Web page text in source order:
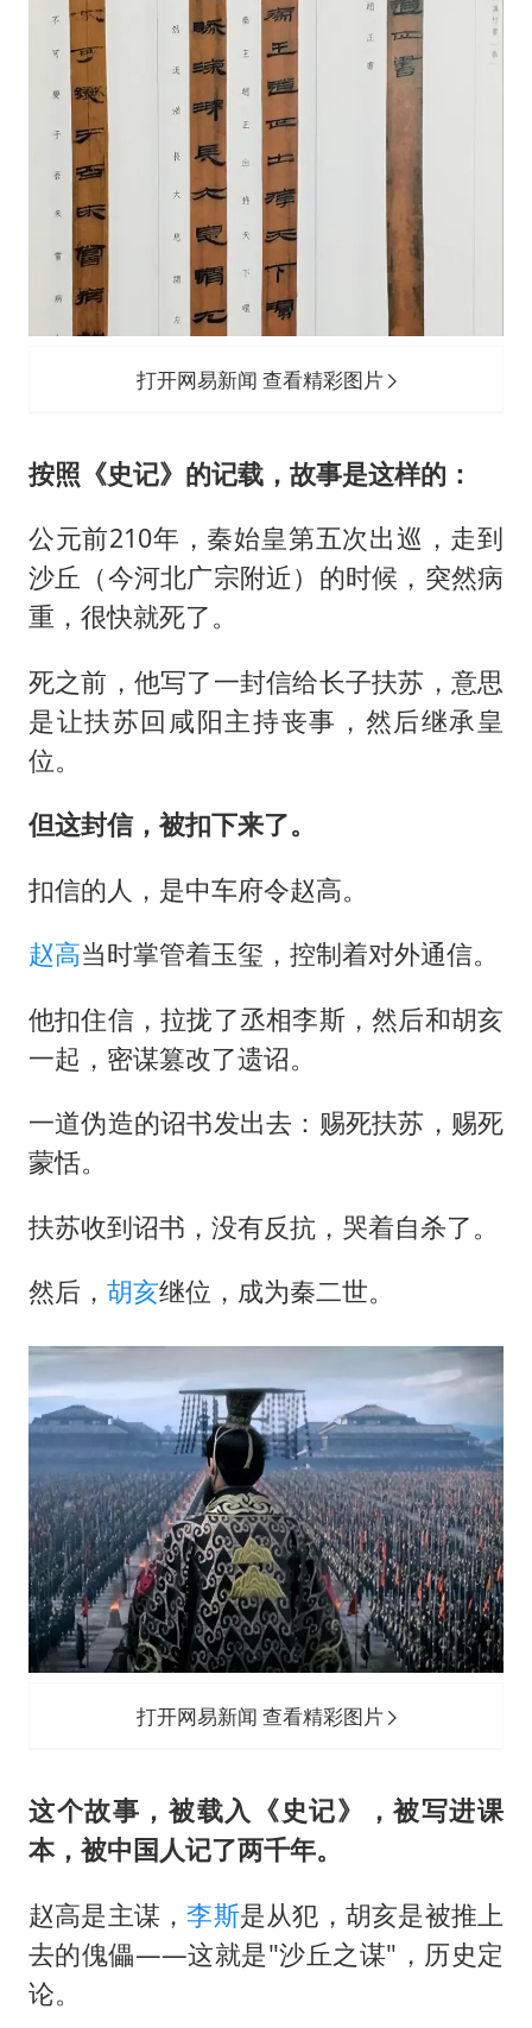
打开网易新闻 查看精彩图片
按照《史记》的记载，故事是这样的：
公元前210年，秦始皇第五次出巡，走到
沙丘（今河北广宗附近）的时候，突然病
重，很快就死了。
死之前，他写了一封信给长子扶苏，意思
是让扶苏回咸阳主持丧事，然后继承皇
位。
但这封信，被扣下来了。
扣信的人，是中车府令赵高。
赵高当时掌管着玉玺，控制着对外通信。
他扣住信，拉拢了丞相李斯，然后和胡亥
一起，密谋篡改了遗诏。
一道伪造的诏书发出去：赐死扶苏，赐死
蒙恬。
扶苏收到诏书，没有反抗，哭着自杀了。
然后， 胡亥继位，成为秦二世。
打开网易新闻 查看精彩图片
这个故事，被载入《史记》，被写进课
本，被中国人记了两千年。
赵高是主谋，李斯是从犯，胡亥是被推上
去的傀儡——这就是"沙丘之谋"，历史定
论。